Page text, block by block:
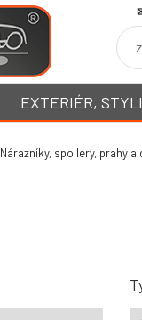
EXTERIÉR,
Nárazníky, spoilery, prahy a